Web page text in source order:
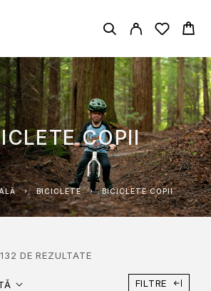
COPII
BICICLETE BICICLETE COPII
DE REZULTATE
FILTRE